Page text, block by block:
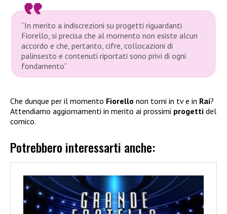
“In merito a indiscrezioni su progetti riguardanti
Fiorello, si precisa che al momento non esiste alcun
accordo e che, pertanto, cifre, collocazioni di
palinsesto e contenuti riportati sono privi di ogni
fondamento”
Che dunque per il momento Fiorello non torni in tv e in Rai?
Attendiamo aggiornamenti in merito ai prossimi progetti del
comico.
Potrebbero interessarti anche: